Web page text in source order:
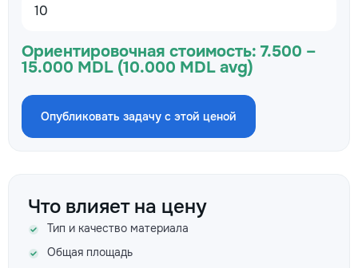
Ориентировочная стоимость: 7.500 –
15.000 MDL (10.000 MDL avg)
Опубликовать задачу с этой ценой
Что влияет на цену
Тип и качество материала
Общая площадь